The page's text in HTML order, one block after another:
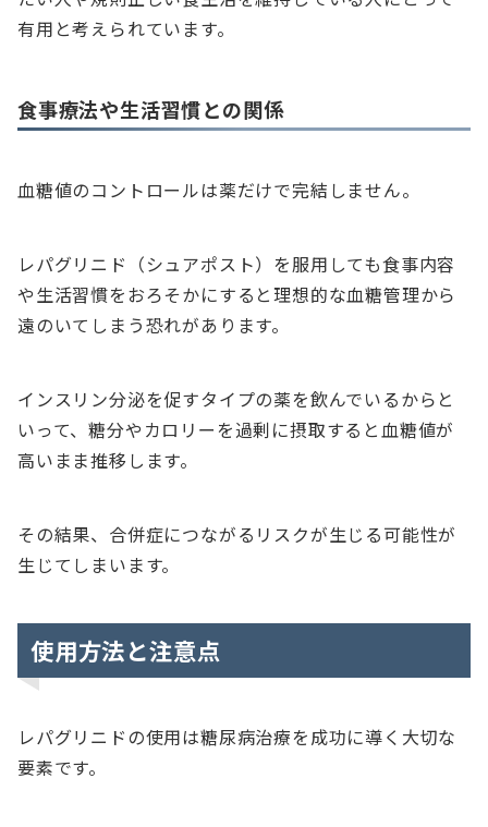
有用と考えられています。
食事療法や生活習慣との関係
血糖値のコントロールは薬だけで完結しません。
レパグリニド（シュアポスト）を服用しても食事内容
や生活習慣をおろそかにすると理想的な血糖管理から
遠のいてしまう恐れがあります。
インスリン分泌を促すタイプの薬を飲んでいるからと
いって、糖分やカロリーを過剰に摂取すると血糖値が
高いまま推移します。
その結果、合併症につながるリスクが生じる可能性が
生じてしまいます。
使用方法と注意点
レパグリニドの使用は糖尿病治療を成功に導く大切な
要素です。